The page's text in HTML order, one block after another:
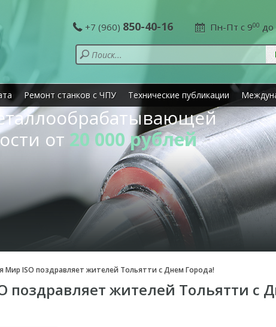
+7 (960) 850-40-16 Пн-Пт с 900 до
Ремонт станков с ЧПУ Технические публикации
от 20 000 рублей
Мир ISO поздравляет жителей Тольятти с Днем Города!
поздравляет жителей Тольятти с